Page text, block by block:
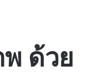
ด้วย